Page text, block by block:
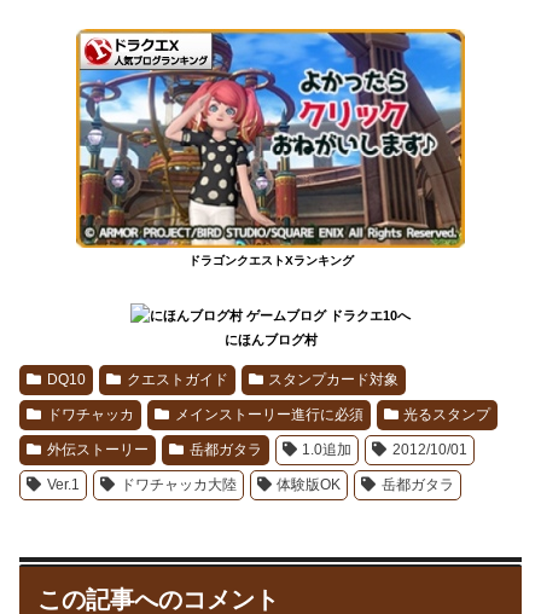
ドラゴンクエストXランキング
にほんブログ村
DQ10 クエストガイド スタンプカード対象
ドワチャッカ メインストーリー進行に必須 光るスタンプ
外伝ストーリー 岳都ガタラ 1.0追加 2012/10/01
Ver.1 ドワチャッカ大陸 体験版OK 岳都ガタラ
この記事へのコメント